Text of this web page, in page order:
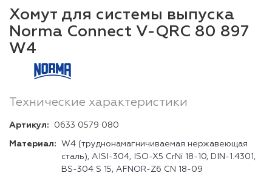
Хомут для системы выпуска
Norma Connect V-QRC 80 897
W4
Технические характеристики
Артикул: 0633 0579 080
Материал:
W4 (труднонамагничиваемая нержавеющая
сталь), AISI-304, ISO-X5 CrNi 18-10, DIN-1.4301,
BS-304 S 15, AFNOR-Z6 CN 18-09